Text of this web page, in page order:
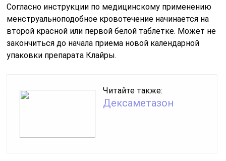
Согласно инструкции по медицинскому применению
менструальноподобное кровотечение начинается на
второй красной или первой белой таблетке. Может не
закончиться до начала приема новой календарной
упаковки препарата Клайры.
Читайте также:
Дексаметазон